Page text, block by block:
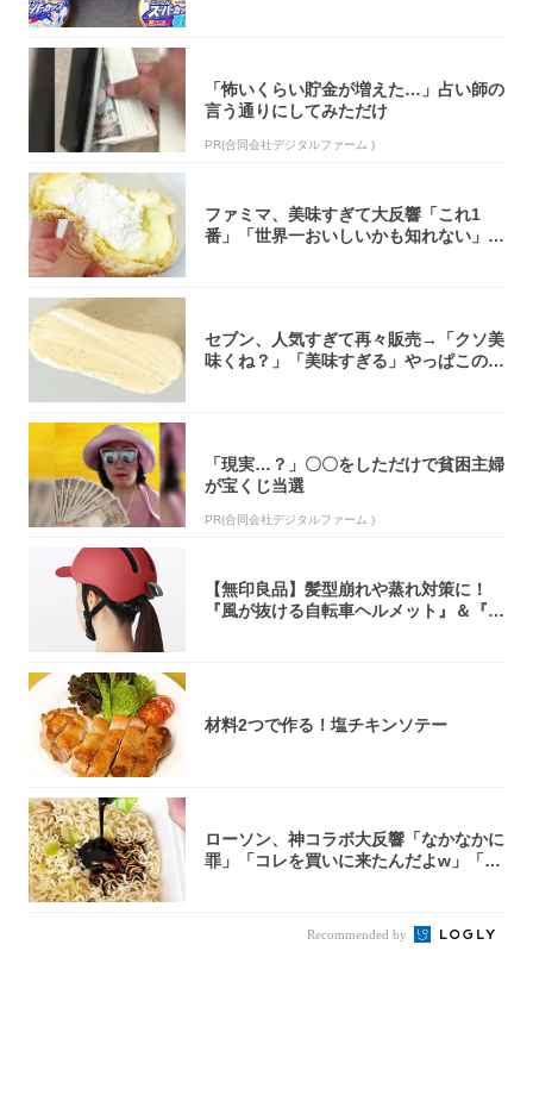
「怖いくらい貯金が増えた…」占い師の
言う通りにしてみただけ
PR(合同会社デジタルファーム )
ファミマ、美味すぎて大反響「これ1
番」「世界一おいしいかも知れない」
セブン、人気すぎて再々販売→「クソ美
味くね？」「美味すぎる」やっぱこのク
「現実…？」〇〇をしただけで貧困主婦
が宝くじ当選
PR(合同会社デジタルファーム )
【無印良品】髪型崩れや蒸れ対策に！
『風が抜ける自転車ヘルメット』＆『2
材料2つで作る！塩チキンソテー
ローソン、神コラボ大反響「なかなかに
罪」「コレを買いに来たんだよw」「３
Recommended by